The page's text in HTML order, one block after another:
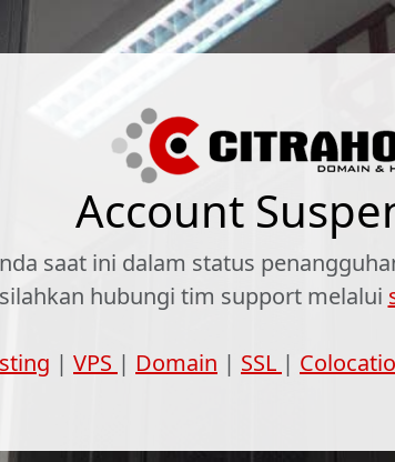
Account
saat ini dalam status
hubungi tim support melalui
| VPS | Domain | SSL |